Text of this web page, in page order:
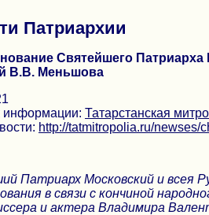
Патриархии
Святейшего Патриарха
В.В. Меньшова
информации: Татарстанская
http://tatmitropolia.ru/newses/
Патриарх Московский и всея
в связи с кончиной
и актера Владимира